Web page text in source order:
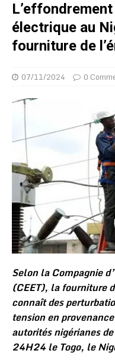
L’effondrement
électrique au
fourniture de
07/11/2024 0
Selon la Compagnie
(CEET), la fourniture
connaît des
tension en
autorités nigérianes
24H24 le Togo, le